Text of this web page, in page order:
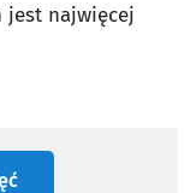
jest najwięcej